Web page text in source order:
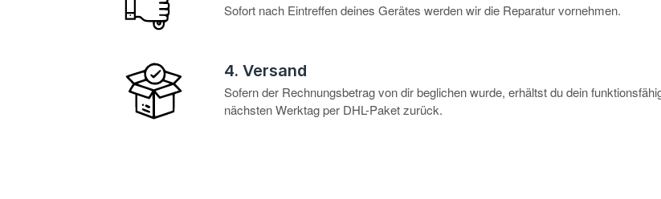
Sofort nach Eintreffen deines Gerätes werden wir die Reparatur vornehmen.
4. Versand
Sofern der Rechnungsbetrag von dir beglichen wurde, erhältst du dein
nächsten Werktag per DHL-Paket zurück.